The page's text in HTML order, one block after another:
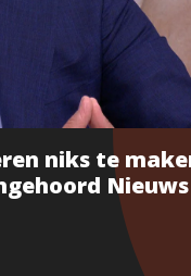
niks te
Nieuws